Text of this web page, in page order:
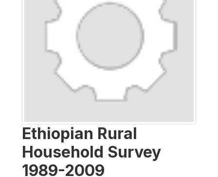
Ethiopian Rural
Household Survey
1989-2009